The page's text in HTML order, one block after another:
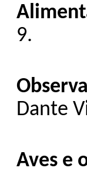
9.
Dante
Aves e